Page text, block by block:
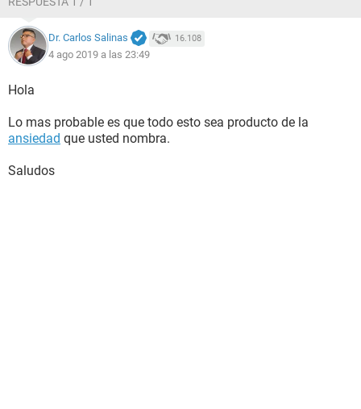
Dr. Carlos Salinas 16.108
4 ago 2019 a las 23:49
Hola
Lo mas probable es que todo esto sea producto de la
ansiedad que usted nombra.
Saludos